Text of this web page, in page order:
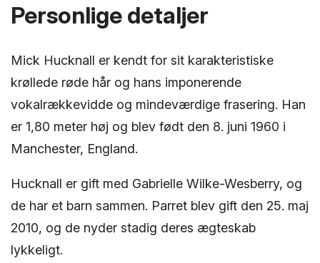
Personlige detaljer
Mick Hucknall er kendt for sit karakteristiske
krøllede røde hår og hans imponerende
vokalrækkevidde og mindeværdige frasering. Han
er 1,80 meter høj og blev født den 8. juni 1960 i
Manchester, England.
Hucknall er gift med Gabrielle Wilke-Wesberry, og
de har et barn sammen. Parret blev gift den 25. maj
2010, og de nyder stadig deres ægteskab
lykkeligt.